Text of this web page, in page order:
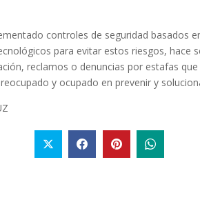
controles de seguridad basados
para evitar estos riesgos, hace
reclamos o denuncias por estafas
y ocupado en prevenir y